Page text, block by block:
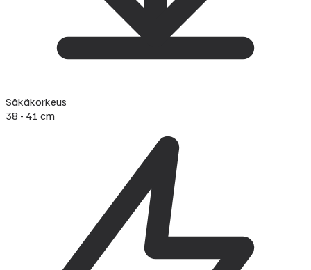
Säkäkorkeus
38 - 41 cm